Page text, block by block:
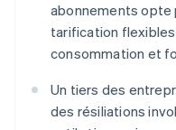
Stripe Sessions
Découvrez
abonnements
tarification
consommation et
Un tiers des
des résiliations